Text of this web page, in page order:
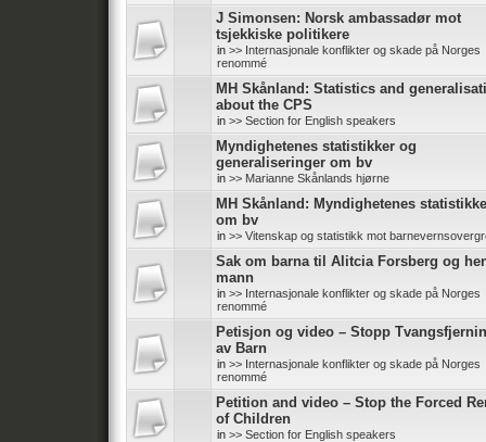
J Simonsen: Norsk ambassadør mot
tsjekkiske politikere
in >> Internasjonale konflikter og skade på Norges
renommé
MH Skånland: Statistics and
about the CPS
in >> Section for English speakers
Myndighetenes statistikker og
generaliseringer om bv
in >> Marianne Skånlands hjørne
MH Skånland: Myndighetenes
om bv
in >> Vitenskap og statistikk mot
Sak om barna til Alitcia Forsberg og
mann
in >> Internasjonale konflikter og skade på Norges
renommé
Petisjon og video – Stopp
av Barn
in >> Internasjonale konflikter og skade på Norges
renommé
Petition and video – Stop the Forced
of Children
in >> Section for English speakers